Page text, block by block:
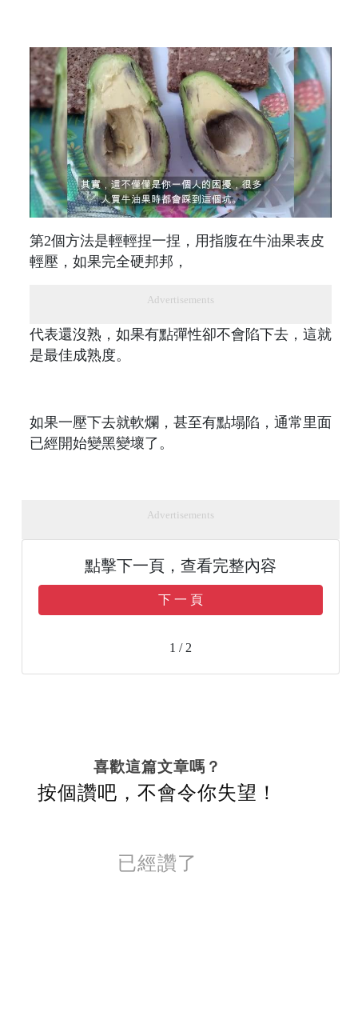
第2個方法是輕輕捏一捏，用指腹在牛油果表皮
輕壓，如果完全硬邦邦，
Advertisements
代表還沒熟，如果有點彈性卻不會陷下去，這就
是最佳成熟度。
如果一壓下去就軟爛，甚至有點塌陷，通常里面
已經開始變黑變壞了。
Advertisements
點擊下一頁，查看完整內容
下 一 頁
1 / 2
喜歡這篇文章嗎？
按個讚吧，不會令你失望！
已經讚了